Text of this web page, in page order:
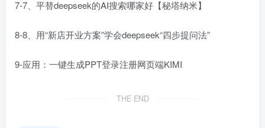
7-7、平替deepseek的AI搜索哪家好【秘塔纳米】
8-8、用“新店开业方案”学会deepseek“四步提问法”
9-应用：一键生成PPT登录注册网页端KIMI
THE END